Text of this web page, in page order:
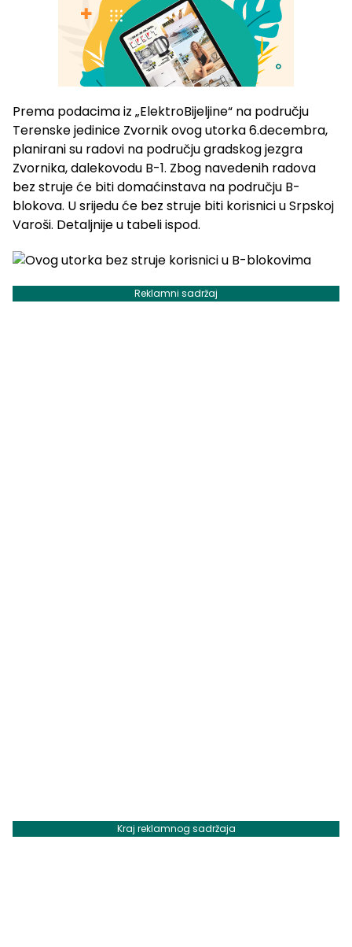
Prema podacima iz „ElektroBijeljine“ na području
Terenske jedinice Zvornik ovog utorka 6.decembra,
planirani su radovi na području gradskog jezgra
Zvornika, dalekovodu B-1. Zbog navedenih radova
bez struje će biti domaćinstava na području B-
blokova. U srijedu će bez struje biti korisnici u Srpskoj
Varoši. Detaljnije u tabeli ispod.
Reklamni sadržaj
Kraj reklamnog sadržaja